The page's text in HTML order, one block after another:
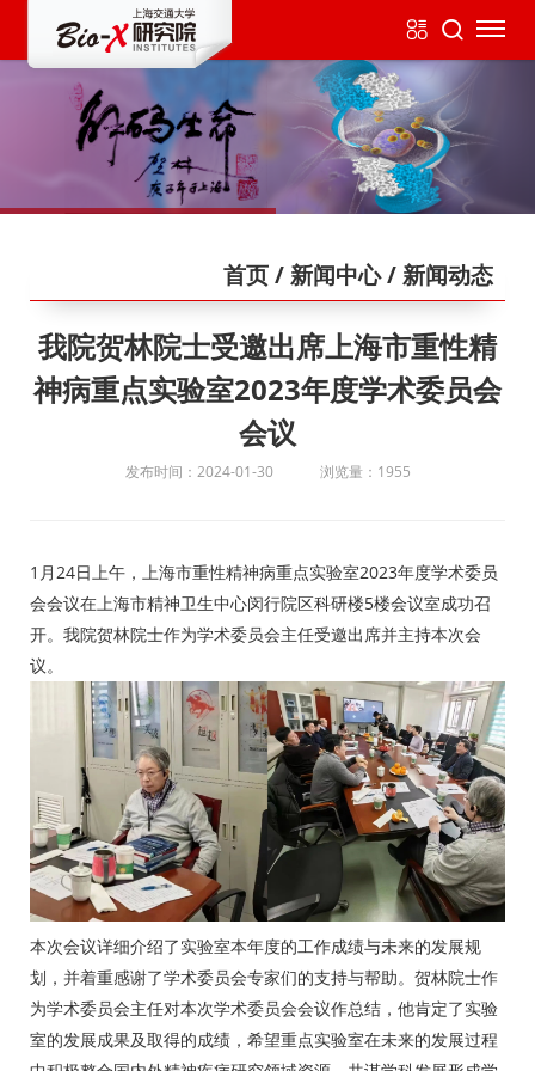
首页/ 新闻中心/ 新闻动态
我院贺林院士受邀出席上海市重性精
神病重点实验室2023年度学术委员会
会议
发布时间：2024-01-30 浏览量：1955
1 月24日上午，上海市重性精神病重点实验室2023年度学术委员
会会议在上海市精神卫生中心闵行院区科研楼5楼会议室成功召
开。我院贺林院士作为学术委员会主任受邀出席并主持本次会
议。
本次会议详细介绍了实验室本年度的工作成绩与未来的发展规
划，并着重感谢了学术委员会专家们的支持与帮助。贺林院士作
为学术委员会主任对本次学术委员会会议作总结，他肯定了实验
室的发展成果及取得的成绩，希望重点实验室在未来的发展过程